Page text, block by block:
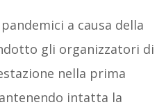
a causa della
gli organizzatori di
nella prima
intatta la